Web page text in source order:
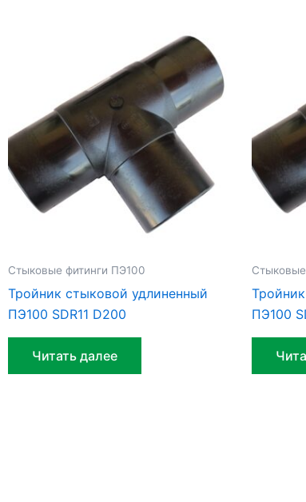
Стыковые фитинги ПЭ100
Тройник стыковой удлиненный
ПЭ100 SDR11 D200
Читать далее
ПЭ100